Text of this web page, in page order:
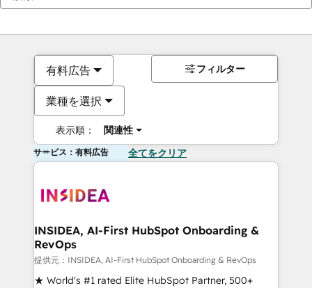
有料広告
業種を選択
表示順： 関連性
フィルター
サービス：有料広告 全てをクリア
INSIDEA, AI-First HubSpot Onboarding &
RevOps
提供元：INSIDEA, AI-First HubSpot Onboarding & RevOps
★ World's #1 rated Elite HubSpot Partner, 500+